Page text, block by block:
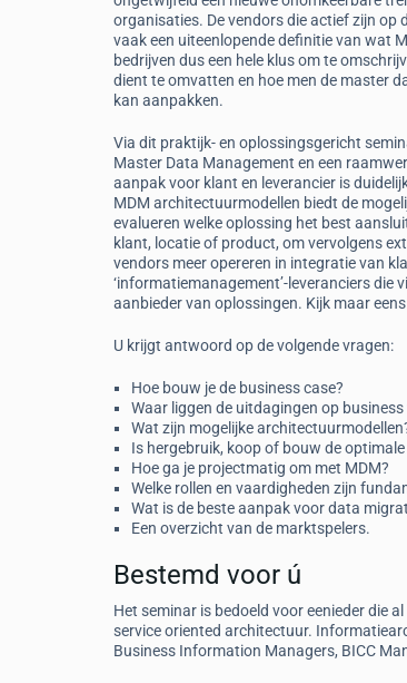
organisaties. De vendors die actief zijn op
vaak een uiteenlopende definitie van wat
bedrijven dus een hele klus om te
dient te omvatten en hoe men de master
kan aanpakken.
Via dit praktijk- en oplossingsgericht
Master Data Management en een
aanpak voor klant en leverancier is
MDM architectuurmodellen biedt de
evalueren welke oplossing het best
klant, locatie of product, om vervolgens
vendors meer opereren in integratie van
‘informatiemanagement’-leveranciers die
aanbieder van oplossingen. Kijk maar
U krijgt antwoord op de volgende vragen:
Hoe bouw je de business case?
Waar liggen de uitdagingen op
Wat zijn mogelijke
Is hergebruik, koop of bouw de
Hoe ga je projectmatig om met MDM?
Welke rollen en vaardigheden zijn
Wat is de beste aanpak voor data
Een overzicht van de marktspelers.
Bestemd voor ú
Het seminar is bedoeld voor eenieder die
service oriented architectuur.
Business Information Managers, BICC